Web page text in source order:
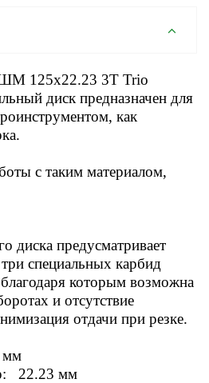
125x22.23 3T Trio
диск предназначен для
как
с таким материалом,
диска предусматривает
специальных карбид
которым возможна
и отсутствие
отдачи при резке.
мм
22.23 мм